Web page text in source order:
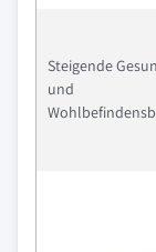
Steigende
und